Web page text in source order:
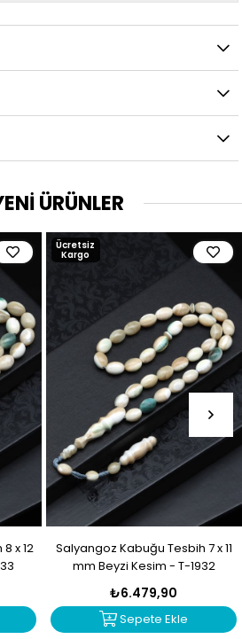
ÜRÜNLER
x 12
Salyangoz Kabuğu Tesbih 7 x 11
mm Beyzi Kesim - T-1932
₺6.479,90
Sepete Ekle
Ücretsiz
Kargo